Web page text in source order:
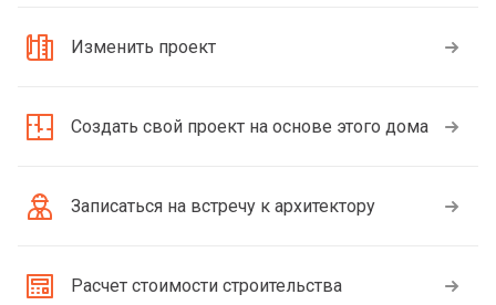
Изменить проект
Создать свой проект на основе этого дома
Записаться на встречу к архитектору
Расчет стоимости строительства